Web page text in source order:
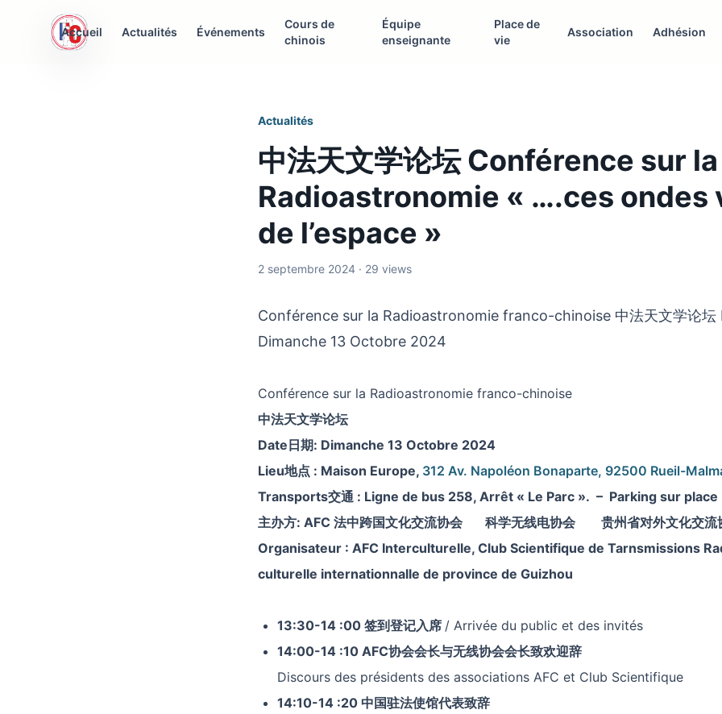
AFC Interculturelle
Accueil Actualités Événements
Cours de
chinois
Équipe
enseignante
Place de
vie
Association Adhésion
Actualités
中法天文学论坛 Conférence sur la
Radioastronomie « ….ces ondes
de l’espace »
2 septembre 2024 · 29 views
Conférence sur la Radioastronomie franco-chinoise 中法天文学论坛
Dimanche 13 Octobre 2024
Conférence sur la Radioastronomie franco-chinoise
中法天文学论坛
Date 日期: Dimanche 13 Octobre 2024
Lieu地点 : Maison Europe, 312 Av. Napoléon Bonaparte, 92500 Rueil-
Transports交通 : Ligne de bus 258, Arrêt « Le Parc ». – Parking sur place
主办方: AFC 法中跨国文化交流协会 科学无线电协会 贵州省对外文化交流
Organisateur : AFC Interculturelle, Club Scientifique de Tarnsmissions
culturelle internationnalle de province de Guizhou
13:30-14 :00 签到登记入席 / Arrivée du public et des invités
14:00-14 :10 AFC协会会长与无线协会会长致欢迎辞
Discours des présidents des associations AFC et Club Scientifique
14:10-14 :20 中国驻法使馆代表致辞